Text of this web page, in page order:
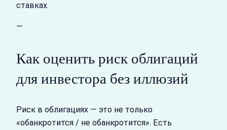
ставках.
—
Как оценить риск облигаций
для инвестора без иллюзий
Риск в облигациях — это не только
«обанкротится / не обанкротится». Есть